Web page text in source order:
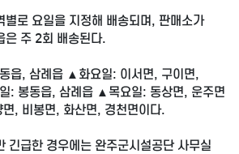
별로 요일을 지정해 배송되며, 판매소가
은 주 2회 배송된다.
읍, 삼례읍 ▲화요일: 이서면, 구이면,
: 봉동읍, 삼례읍 ▲목요일: 동상면, 운주면
, 비봉면, 화산면, 경천면이다.
긴급한 경우에는 완주군시설공단 사무실